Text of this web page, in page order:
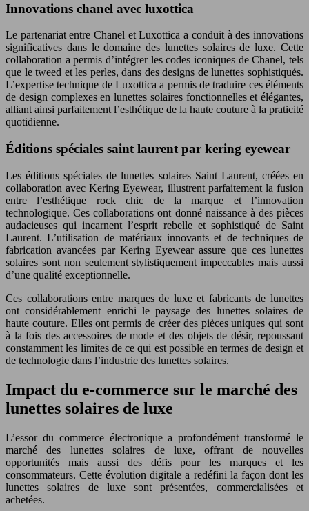
Innovations chanel avec luxottica
Le partenariat entre Chanel et Luxottica a conduit à des innovations
significatives dans le domaine des lunettes solaires de luxe. Cette
collaboration a permis d’intégrer les codes iconiques de Chanel, tels
que le tweed et les perles, dans des designs de lunettes sophistiqués.
L’expertise technique de Luxottica a permis de traduire ces éléments
de design complexes en lunettes solaires fonctionnelles et élégantes,
alliant ainsi parfaitement l’esthétique de la haute couture à la praticité
quotidienne.
Éditions spéciales saint laurent par kering eyewear
Les éditions spéciales de lunettes solaires Saint Laurent, créées en
collaboration avec Kering Eyewear, illustrent parfaitement la fusion
entre l’esthétique rock chic de la marque et l’innovation
technologique. Ces collaborations ont donné naissance à des pièces
audacieuses qui incarnent l’esprit rebelle et sophistiqué de Saint
Laurent. L’utilisation de matériaux innovants et de techniques de
fabrication avancées par Kering Eyewear assure que ces lunettes
solaires sont non seulement stylistiquement impeccables mais aussi
d’une qualité exceptionnelle.
Ces collaborations entre marques de luxe et fabricants de lunettes
ont considérablement enrichi le paysage des lunettes solaires de
haute couture. Elles ont permis de créer des pièces uniques qui sont
à la fois des accessoires de mode et des objets de désir, repoussant
constamment les limites de ce qui est possible en termes de design et
de technologie dans l’industrie des lunettes solaires.
Impact du e-commerce sur le marché des
lunettes solaires de luxe
L’essor du commerce électronique a profondément transformé le
marché des lunettes solaires de luxe, offrant de nouvelles
opportunités mais aussi des défis pour les marques et les
consommateurs. Cette évolution digitale a redéfini la façon dont les
lunettes solaires de luxe sont présentées, commercialisées et
achetées.